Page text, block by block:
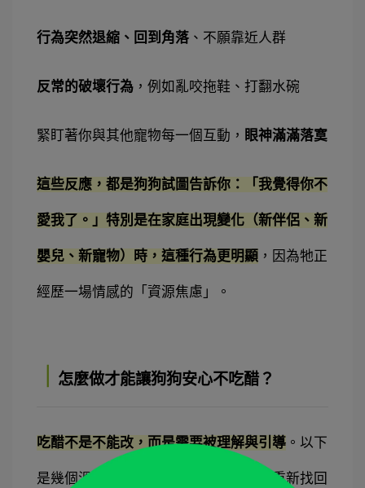
行為突然退縮、回到角落 、不願靠近人群
反常的破壞行為 ，例如亂咬拖鞋、打翻水碗
緊盯著你與其他寵物每一個互動， 眼神滿滿落寞
這些反應，都是狗狗試圖告訴你：「我覺得你不
愛我了。」特別是在家庭出現變化（新伴侶、新
嬰兒、新寵物）時，這種行為更明顯 ，因為牠正
經歷一場情感的「資源焦慮」。
怎麼做才能讓狗狗安心不吃醋？
吃醋不是不能改，而是需要被理解與引導 。以下
是幾個溫柔又實用的做法，讓你的狗狗重新找回